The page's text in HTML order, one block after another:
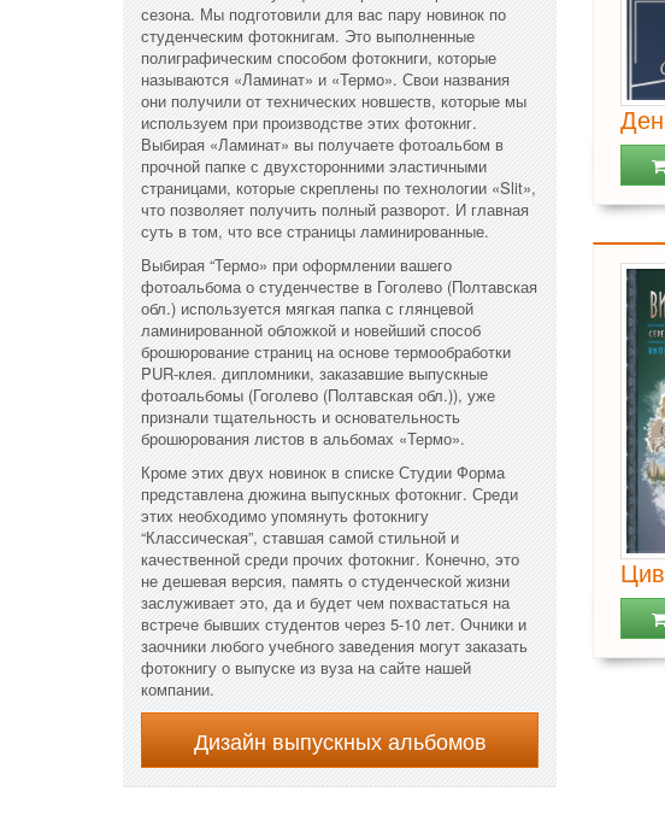
сезона. Мы подготовили для вас пару новинок по
студенческим фотокнигам. Это выполненные
полиграфическим способом фотокниги, которые
называются «Ламинат» и «Термо». Свои названия
они получили от технических новшеств, которые мы
используем при производстве этих фотокниг.
Выбирая «Ламинат» вы получаете фотоальбом в
прочной папке с двухсторонними эластичными
страницами, которые скреплены по технологии «Slit»,
что позволяет получить полный разворот. И главная
суть в том, что все страницы ламинированные.
Выбирая “Термо» при оформлении вашего
фотоальбома о студенчестве в Гоголево (Полтавская
обл.) используется мягкая папка с глянцевой
ламинированной обложкой и новейший способ
брошюрование страниц на основе термообработки
PUR-клея. дипломники, заказавшие выпускные
фотоальбомы (Гоголево (Полтавская обл.)), уже
признали тщательность и основательность
брошюрования листов в альбомах «Термо».
Кроме этих двух новинок в списке Студии Форма
представлена дюжина выпускных фотокниг. Среди
этих необходимо упомянуть фотокнигу
“Классическая”, ставшая самой стильной и
качественной среди прочих фотокниг. Конечно, это
не дешевая версия, память о студенческой жизни
заслуживает это, да и будет чем похвастаться на
встрече бывших студентов через 5-10 лет. Очники и
заочники любого учебного заведения могут заказать
фотокнигу о выпуске из вуза на сайте нашей
компании.
Дизайн выпускных альбомов